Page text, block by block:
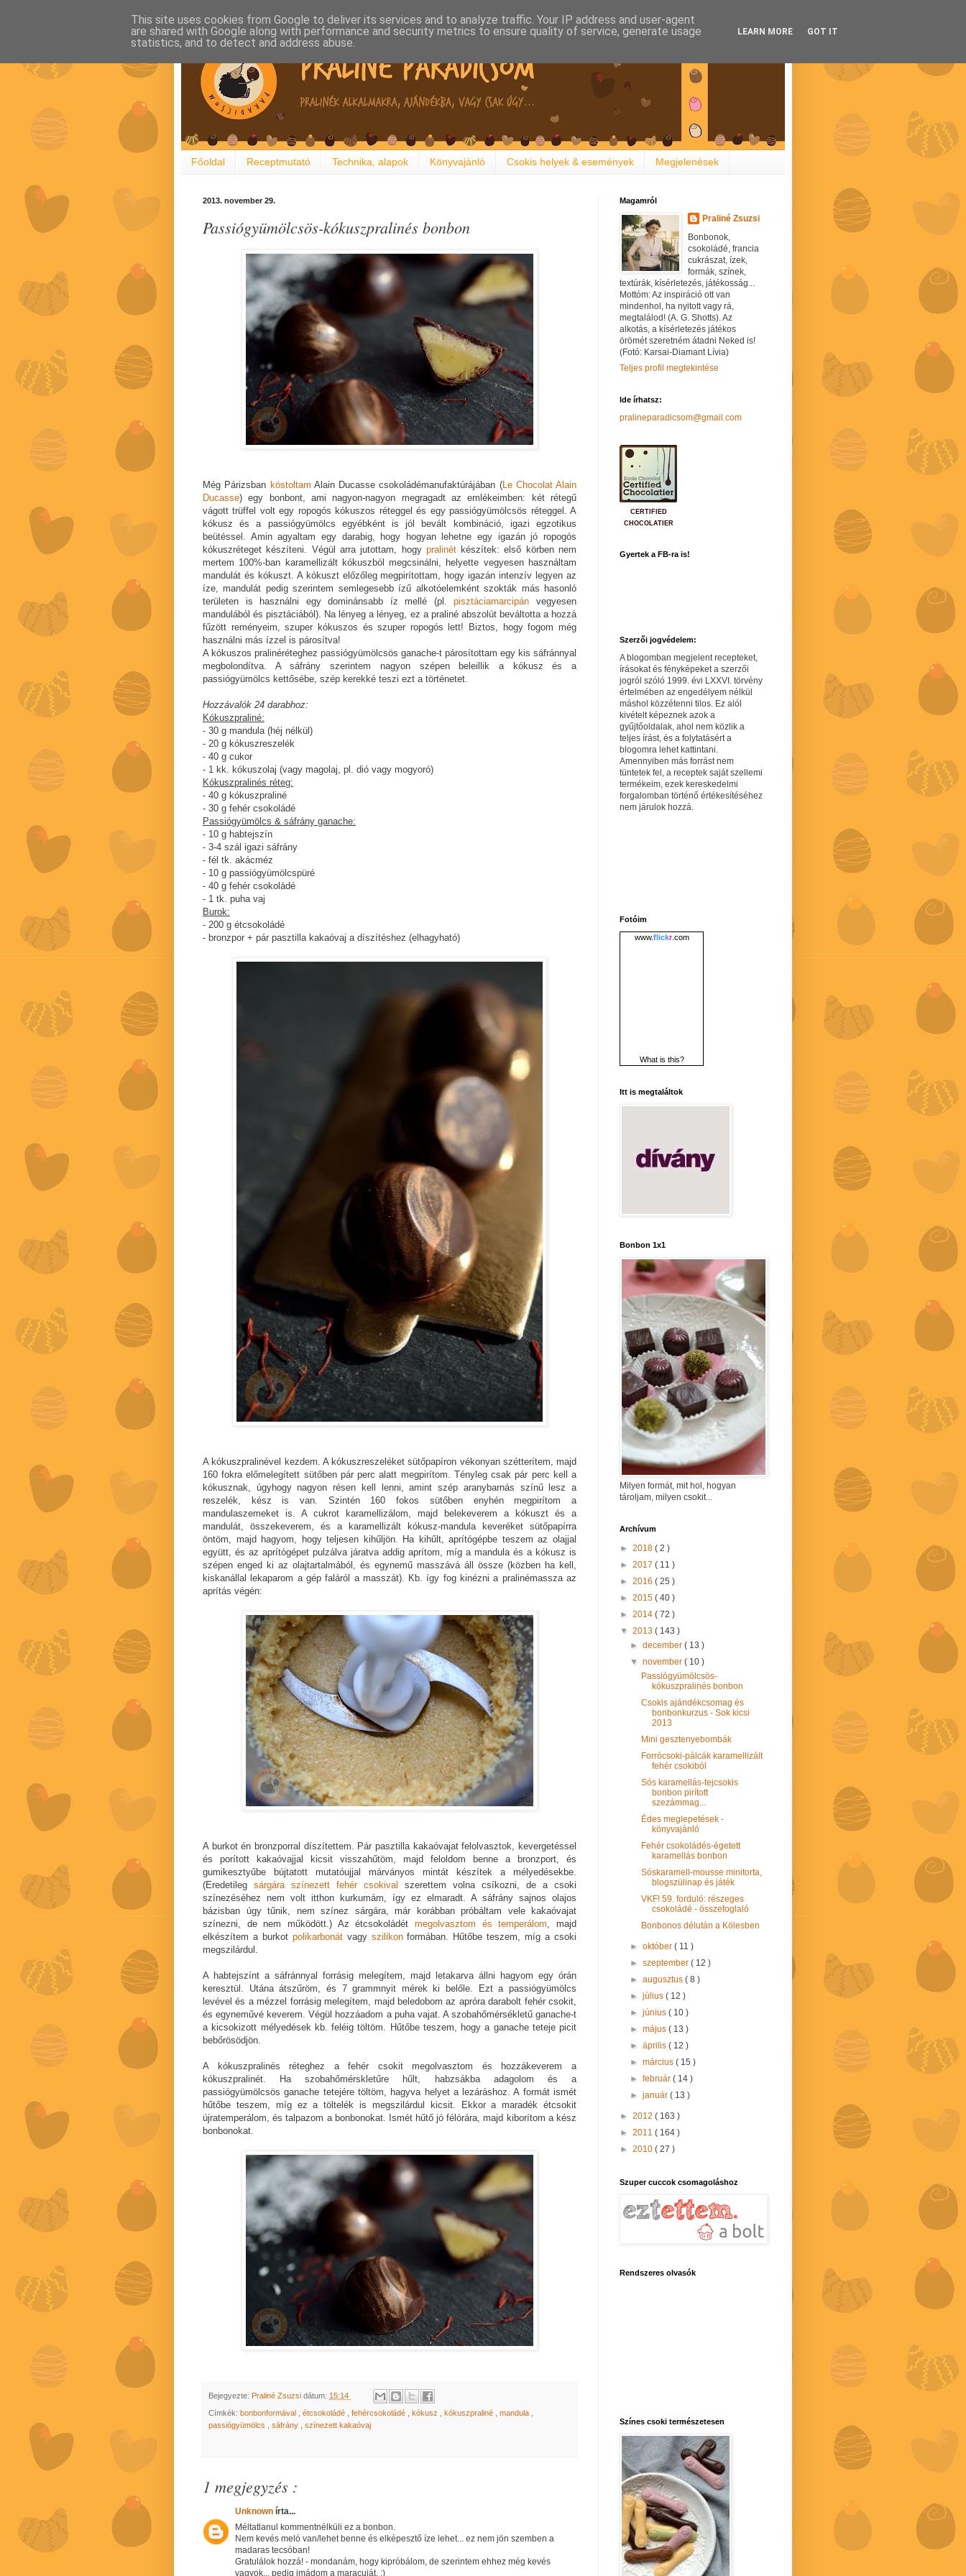
Főoldal Receptmutató Technika, alapok Könyvajánló Csokis helyek & események Megjelenések
2013. november 29.
Passiógyümölcsös-kókuszpralinés bonbon
Még Párizsban kóstoltam Alain Ducasse csokoládémanufaktúrájában (Le Chocolat Alain
Ducasse) egy bonbont, ami nagyon-nagyon megragadt az emlékeimben: két rétegű
vágott trüffel volt egy ropogós kókuszos réteggel és egy passiógyümölcsös réteggel. A
kókusz és a passiógyümölcs egyébként is jól bevált kombináció, igazi egzotikus
beütéssel. Amin agyaltam egy darabig, hogy hogyan lehetne egy igazán jó ropogós
kókuszréteget készíteni. Végül arra jutottam, hogy pralinétkészítek: első körben nem
mertem 100%-ban karamellizált kókuszból megcsinálni, helyette vegyesen használtam
mandulát és kókuszt. A kókuszt előzőleg megpirítottam, hogy igazán intenzív legyen az
íze, mandulát pedig szerintem semlegesebb ízű alkotóelemként szokták más hasonló
területen is használni egy dominánsabb íz mellé (pl.pisztáciamarcipán vegyesen
mandulából és pisztáciából). Na lényeg a lényeg, ez a praliné abszolút beváltotta a hozzá
fűzött reményeim, szuper kókuszos és szuper ropogós lett! Biztos, hogy fogom még
használni más ízzel is párosítva!
A kókuszos pralinéréteghez passiógyümölcsös ganache-t párosítottam egy kis sáfránnyal
megbolondítva. A sáfrány szerintem nagyon szépen beleillik a kókusz és a
passiógyümölcs kettősébe, szép kerekké teszi ezt a történetet.
Hozzávalók 24 darabhoz:
Kókuszpraliné:
- 30 g mandula (héj nélkül)
- 20 g kókuszreszelék
- 40 g cukor
- 1 kk. kókuszolaj (vagy magolaj, pl. dió vagy mogyoró)
Kókuszpralinés réteg:
- 40 g kókuszpraliné
- 30 g fehér csokoládé
Passiógyümölcs & sáfrány ganache:
- 10 g habtejszín
- 3-4 szál igazi sáfrány
- fél tk. akácméz
- 10 g passiógyümölcspüré
- 40 g fehér csokoládé
- 1 tk. puha vaj
Burok:
- 200 g étcsokoládé
- bronzpor + pár pasztilla kakaóvaj a díszítéshez (elhagyható)
A kókuszpralinével kezdem. A kókuszreszeléket sütőpapíron vékonyan szétterítem, majd
160 fokra előmelegített sütőben pár perc alatt megpirítom. Tényleg csak pár perc kell a
kókusznak, úgyhogy nagyon résen kell lenni, amint szép aranybarnás színű lesz a
reszelék, kész is van. Szintén 160 fokos sütőben enyhén megpirítom a
mandulaszemeket is. A cukrot karamellizálom, majd belekeverem a kókuszt és a
mandulát, összekeverem, és a karamellizált kókusz-mandula keveréket sütőpapírra
öntöm, majd hagyom, hogy teljesen kihűljön. Ha kihűlt, aprítógépbe teszem az olajjal
együtt, és az aprítógépet pulzálva járatva addig aprítom, míg a mandula és a kókusz is
szépen enged ki az olajtartalmából, és egynemű masszává áll össze (közben ha kell,
kiskanállal lekaparom a gép faláról a masszát). Kb. így fog kinézni a pralinémassza az
aprítás végén:
A burkot én bronzporral díszítettem. Pár pasztilla kakaóvajat felolvasztok, kevergetéssel
és porított kakaóvajjal kicsit visszahűtöm, majd feloldom benne a bronzport, és
gumikesztyűbe bújtatott mutatóujjal márványos mintát készítek a mélyedésekbe.
(Eredetileg sárgára színezett fehér csokival
szerettem volna csíkozni, de a csoki
színezéséhez nem volt itthon kurkumám, így ez elmaradt. A sáfrány sajnos olajos
bázisban úgy tűnik, nem színez sárgára, már korábban próbáltam vele kakaóvajat
színezni, de nem működött.) Az étcsokoládét megolvasztom és temperálom, majd
elkészítem a burkot polikarbonátvagy szilikonformában. Hűtőbe teszem, míg a csoki
megszilárdul.
A habtejszínt a sáfránnyal forrásig melegítem, majd letakarva állni hagyom egy órán
keresztül. Utána átszűröm, és 7 grammnyit mérek ki belőle. Ezt a passiógyümölcs
levével és a mézzel forrásig melegítem, majd beledobom az apróra darabolt fehér csokit,
és egyneművé keverem. Végül hozzáadom a puha vajat. A szobahőmérsékletű ganache-t
a kicsokizott mélyedések kb. feléig töltöm. Hűtőbe teszem, hogy a ganache teteje picit
bebőrösödjön.
A kókuszpralinés réteghez a fehér csokit megolvasztom és hozzákeverem a
kókuszpralinét. Ha szobahőmérskletűre hűlt, habzsákba adagolom és a
passiógyümölcsös ganache tetejére töltöm, hagyva helyet a lezáráshoz. A formát ismét
hűtőbe teszem, míg ez a töltelék is megszilárdul kicsit. Ekkor a maradék étcsokit
újratemperálom, és talpazom a bonbonokat. Ismét hűtő jó félórára, majd kiborítom a kész
bonbonokat.
Bejegyezte: Praliné Zsuzsi dátum: 15:14
Címkék: bonbonformával étcsokoládé fehércsokoládé kókusz kókuszpraliné mandula
passiógyümölcs
sáfrány színezett kakaóvaj
1 megjegyzés :
Unknown írta...
Méltatlanul kommentnélküli ez a bonbon.
Nem kevés meló van/lehet benne és elképesztő íze lehet... ez nem jön szemben a
madaras tecsóban!
Gratulálok hozzá! - mondanám, hogy kipróbálom, de szerintem ehhez még kevés
vagyok... pedig imádom a maracuját. :)
Magamról
Praliné Zsuzsi
Bonbonok,
csokoládé, francia
cukrászat, ízek,
formák, színek,
textúrák, kísérletezés, játékosság...
Mottóm: Az inspiráció ott van
mindenhol, ha nyitott vagy rá,
megtalálod! (A. G. Shotts). Az
alkotás, a kísérletezés játékos
örömét szeretném átadni Neked is!
(Fotó: Karsai-Diamant Lívia)
Teljes profil megtekintése
Ide írhatsz:
pralineparadicsom@gmail.com
CERTIFIED
CHOCOLATIER
Gyertek a FB-ra is!
Szerzői jogvédelem:
A blogomban megjelent recepteket,
írásokat és fényképeket a szerzői
jogról szóló 1999. évi LXXVI. törvény
értelmében az engedélyem nélkül
máshol közzétenni tilos. Ez alól
kivételt képeznek azok a
gyűjtőoldalak, ahol nem közlik a
teljes írást, és a folytatásért a
blogomra lehet kattintani.
Amennyiben más forrást nem
tüntetek fel, a receptek saját szellemi
termékeim, ezek kereskedelmi
forgalomban történő értékesítéséhez
nem járulok hozzá.
Fotóim
www.flickr.com
What is this?
Itt is megtaláltok
Bonbon 1x1
Milyen formát, mit hol, hogyan
tároljam, milyen csokit...
Archívum
► 2018 ( 2 )
► 2017 ( 11 )
► 2016 ( 25 )
► 2015 ( 40 )
► 2014 ( 72 )
▼ 2013 ( 143 )
►december( 13 )
▼november( 10 )
Passiógyümölcsös-
kókuszpralinés bonbon
Csokis ajándékcsomag és
bonbonkurzus - Sok kicsi
2013
Mini gesztenyebombák
Forrócsoki-pálcák karamellizált
fehér csokiból
Sós karamellás-tejcsokis
bonbon pirított
szezámmag...
Édes meglepetések -
könyvajánló
Fehér csokoládés-égetett
karamellás bonbon
Sóskaramell-mousse minitorta,
blogszülinap és játék
VKF! 59. forduló: részeges
csokoládé - összefoglaló
Bonbonos délután a Kölesben
►október( 11 )
►szeptember( 12 )
►augusztus( 8 )
►július( 12 )
►június( 10 )
►május( 13 )
►április( 12 )
►március( 15 )
►február( 14 )
►január( 13 )
► 2012 ( 163 )
► 2011 ( 164 )
► 2010 ( 27 )
Szuper cuccok csomagoláshoz
Rendszeres olvasók
Színes csoki természetesen
This site uses cookies from Google to deliver its services and to analyze traffic. Your IP address and user-agent
are shared with Google along with performance and security metrics to ensure quality of service, generate usage
statistics, and to detect and address abuse.
LEARN MORE GOT IT